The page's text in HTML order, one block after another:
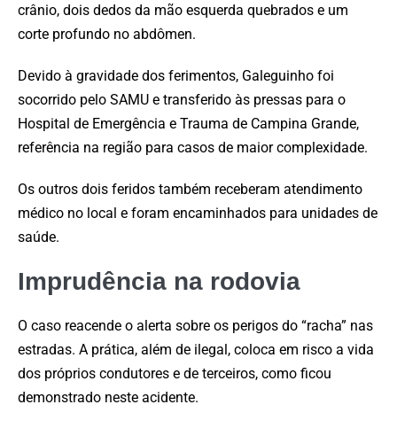
crânio, dois dedos da mão esquerda quebrados e um
corte profundo no abdômen.
Devido à gravidade dos ferimentos, Galeguinho foi
socorrido pelo SAMU e transferido às pressas para o
Hospital de Emergência e Trauma de Campina Grande,
referência na região para casos de maior complexidade.
Os outros dois feridos também receberam atendimento
médico no local e foram encaminhados para unidades de
saúde.
Imprudência na rodovia
O caso reacende o alerta sobre os perigos do “racha” nas
estradas. A prática, além de ilegal, coloca em risco a vida
dos próprios condutores e de terceiros, como ficou
demonstrado neste acidente.